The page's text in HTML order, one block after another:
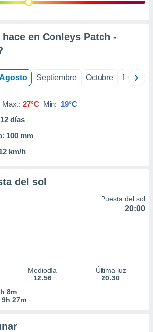
en Conleys Patch -
Agosto Septiembre Octubre
Max.: 27°C Min: 19°C
12 días
100 mm
12 km/h
del sol
Puesta del sol
20:00
Mediodía
12:56
Última luz
20:30
8m
9h 27m